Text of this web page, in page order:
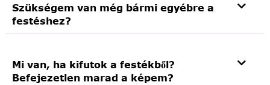
Szükségem van még bármi egyébre a
festéshez?
Mi van, ha kifutok a festékből?
Befejezetlen marad a képem?